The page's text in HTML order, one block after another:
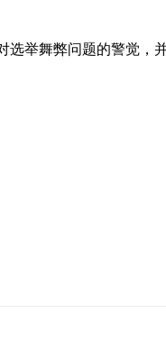
举舞弊问题的警觉，